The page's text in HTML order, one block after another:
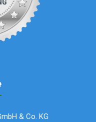
& Co. KG